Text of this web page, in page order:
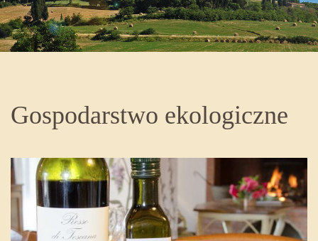
Gospodarstwo ekologiczne